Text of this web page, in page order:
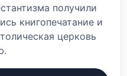
получили
книгопечатание и
церковь